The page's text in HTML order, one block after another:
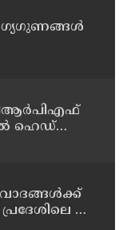
ഹെഡ്
27